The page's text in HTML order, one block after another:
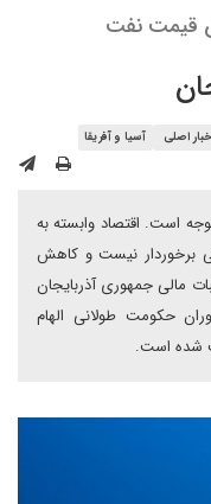
قیمت نفت
اصلی آسیا و آفریقا
است. اقتصاد وابسته به
برخوردار نیست و کاهش
را برای ثبات مالی جمهوری آذربایجان
حکومت طولانی الهام
شده است.